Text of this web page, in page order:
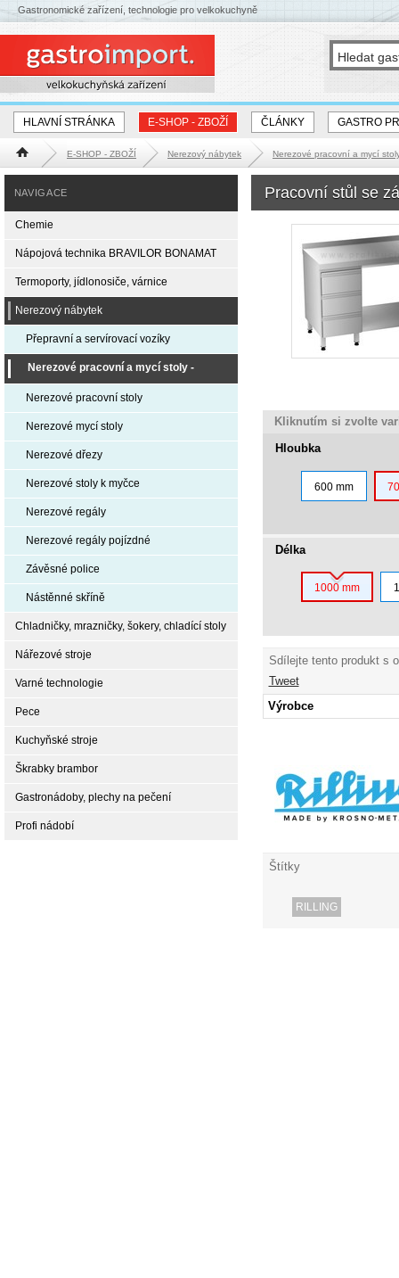
HLAVNÍ STRÁNKA E-SHOP - ZBOŽÍ ČLÁNKY GASTRO
Hlavní stránka E-SHOP - ZBOŽÍ Nerezový nábytek Nerezové pracovní a mycí
Pracovní stůl se
Kliknutím si zvolte
Hloubka
600 mm
Délka
1000 mm
Sdílejte tento produkt s
Tweet
Výrobce
Štítky
RILLING
NAVIGACE
Chemie
Nápojová technika BRAVILOR BONAMAT
Termoporty, jídlonosiče, várnice
Nerezový nábytek
Přepravní a servírovací vozíky
Nerezové pracovní a mycí stoly -
EXPRESS DODÁNÍ
Nerezové pracovní stoly
Nerezové mycí stoly
Nerezové dřezy
Nerezové stoly k myčce
Nerezové regály
Nerezové regály pojízdné
Závěsné police
Nástěnné skříně
Chladničky, mrazničky, šokery, chladící stoly
Nářezové stroje
Varné technologie
Pece
Kuchyňské stroje
Škrabky brambor
Gastronádoby, plechy na pečení
Profi nádobí
Gastronomické zařízení, technologie pro velkokuchyně